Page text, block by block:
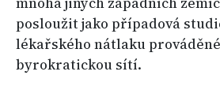
posloužit jako případová
lékařského nátlaku
byrokratickou sítí.